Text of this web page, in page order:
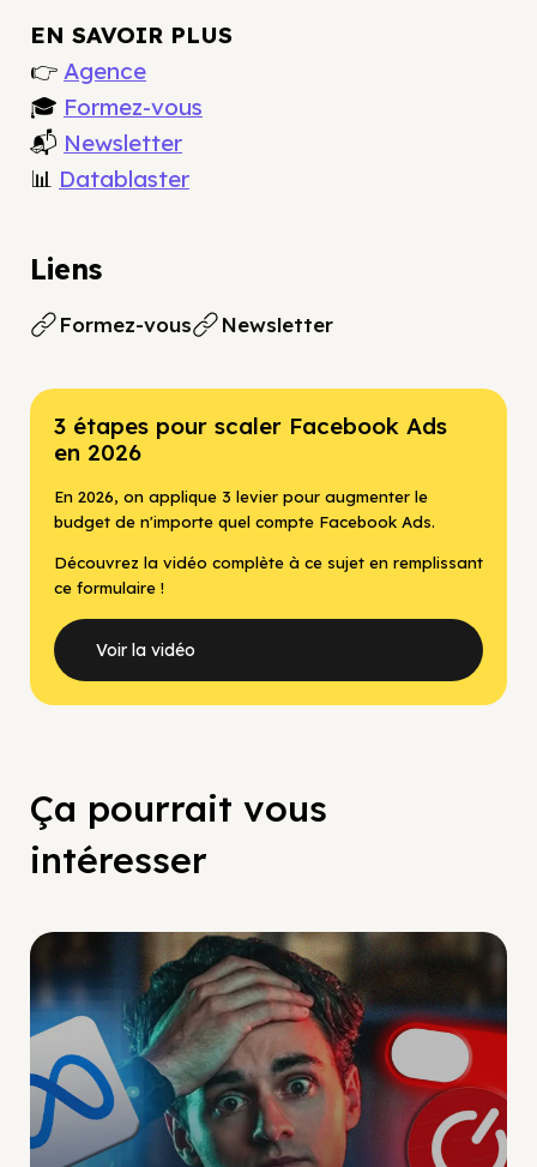
EN SAVOIR PLUS
👉 Agence
🎓 Formez-vous
📬 Newsletter
📊 Datablaster
Liens
Formez-vous Newsletter
3 étapes pour scaler Facebook Ads
en 2026
En 2026, on applique 3 levier pour augmenter le
budget de n'importe quel compte Facebook Ads.
Découvrez la vidéo complète à ce sujet en remplissant
ce formulaire !
Voir la vidéo
Ça pourrait vous
intéresser
Social Scaling